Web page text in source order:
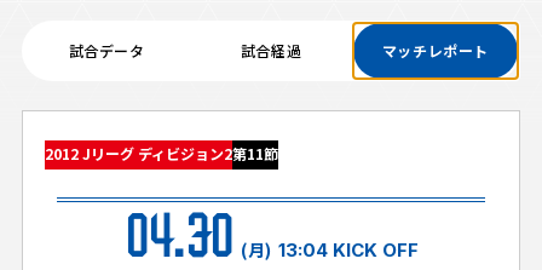
ファンクラブ
試合情報トップ
試合データ
試合日程・結果
順位表・ゴールランキング
観戦するトップ
チケットを買う
チケット購入
クラブを知る
クラブを知るトップ
試合データ 試合経過 マッチレポート
2012 Jリーグ ディビジョン2第11節
04.30 (月) 13:04 KICK OFF